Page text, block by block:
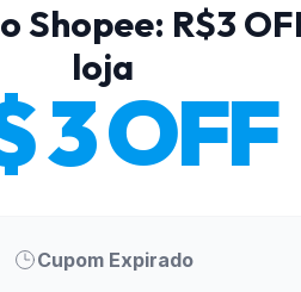
Shopee: R$3
loja
3 OFF
Cupom Expirado